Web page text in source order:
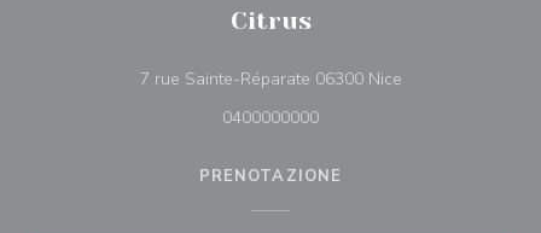
Citrus
7 rue Sainte-Réparate 06300 Nice((apre una nuova
0400000000
PRENOTAZIONE